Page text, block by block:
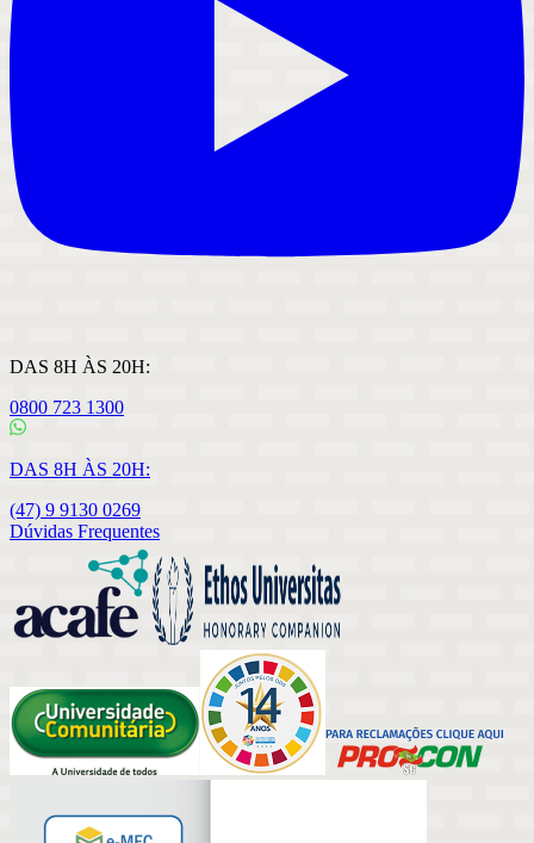
DAS 8H ÀS 20H:
0800 723 1300
DAS 8H ÀS 20H:
(47) 9 9130 0269
Dúvidas Frequentes